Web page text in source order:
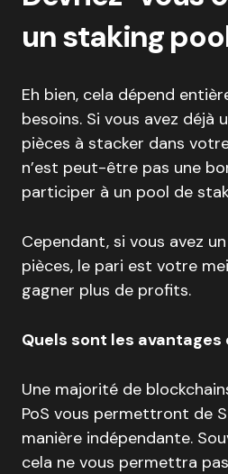
un staking
Eh bien, cela dépend
besoins. Si vous avez déjà
pièces à stacker dans
n’est peut-être pas une
participer à un pool de
Cependant, si vous avez
pièces, le pari est votre
gagner plus de profits.
Quels sont les
Une majorité de
PoS vous permettront de
manière indépendante.
cela ne vous permettra